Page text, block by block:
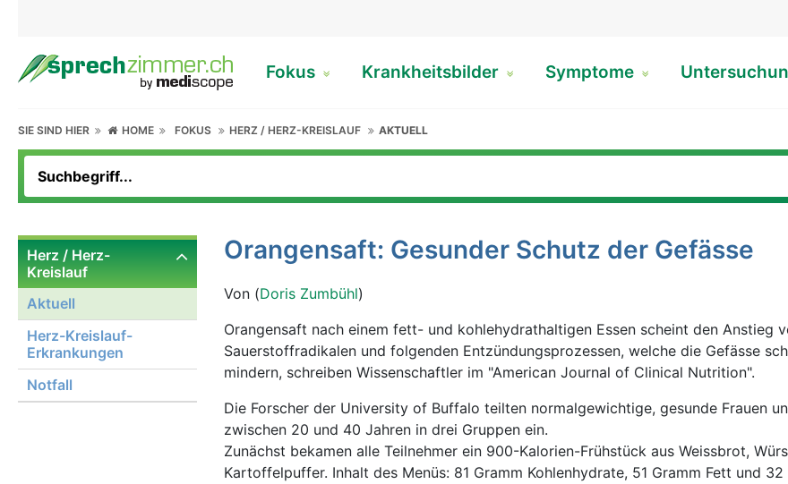
Fokus Krankheitsbilder Symptome
SIE SIND HIER HOME FOKUS HERZ / HERZ-KREISLAUF AKTUELL
Herz / Herz-
Kreislauf
Aktuell
Herz-Kreislauf-
Erkrankungen
Notfall
Orangensaft: Gesunder Schutz der Gefässe
Von (Doris Zumbühl)
Orangensaft nach einem fett- und kohlehydrathaltigen Essen scheint den Anstieg
Sauerstoffradikalen und folgenden Entzündungsprozessen, welche die Gefässe
mindern, schreiben Wissenschaftler im "American Journal of Clinical Nutrition".
Die Forscher der University of Buffalo teilten normalgewichtige, gesunde Frauen
zwischen 20 und 40 Jahren in drei Gruppen ein.
Zunächst bekamen alle Teilnehmer ein 900-Kalorien-Frühstück aus Weissbrot,
Kartoffelpuffer. Inhalt des Menüs: 81 Gramm Kohlenhydrate, 51 Gramm Fett und 32